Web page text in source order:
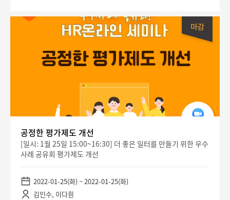
공정한 평가제도 개선
[일시: 1월 25일 15:00~16:30] 더 좋은 일터를 만들기 위한 우수
사례 공유회 평가제도 개선
2022-01-25(화) ~ 2022-01-25(화)
김인수, 이다흰